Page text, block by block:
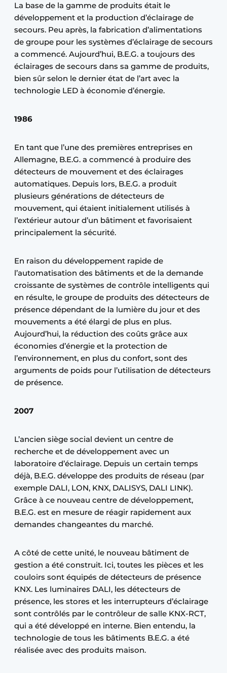
La base de la gamme de produits était le
développement et la production d’éclairage de
secours. Peu après, la fabrication d’alimentations
de groupe pour les systèmes d’éclairage de secours
a commencé. Aujourd’hui, B.E.G. a toujours des
éclairages de secours dans sa gamme de produits,
bien sûr selon le dernier état de l’art avec la
technologie LED à économie d’énergie.
1986
En tant que l’une des premières entreprises en
Allemagne, B.E.G. a commencé à produire des
détecteurs de mouvement et des éclairages
automatiques. Depuis lors, B.E.G. a produit
plusieurs générations de détecteurs de
mouvement, qui étaient initialement utilisés à
l’extérieur autour d’un bâtiment et favorisaient
principalement la sécurité.
En raison du développement rapide de
l’automatisation des bâtiments et de la demande
croissante de systèmes de contrôle intelligents qui
en résulte, le groupe de produits des détecteurs de
présence dépendant de la lumière du jour et des
mouvements a été élargi de plus en plus.
Aujourd’hui, la réduction des coûts grâce aux
économies d’énergie et la protection de
l’environnement, en plus du confort, sont des
arguments de poids pour l’utilisation de détecteurs
de présence.
2007
L’ancien siège social devient un centre de
recherche et de développement avec un
laboratoire d’éclairage. Depuis un certain temps
déjà, B.E.G. développe des produits de réseau (par
exemple DALI, LON, KNX, DALISYS, DALI LINK).
Grâce à ce nouveau centre de développement,
B.E.G. est en mesure de réagir rapidement aux
demandes changeantes du marché.
A côté de cette unité, le nouveau bâtiment de
gestion a été construit. Ici, toutes les pièces et les
couloirs sont équipés de détecteurs de présence
KNX. Les luminaires DALI, les détecteurs de
présence, les stores et les interrupteurs d’éclairage
sont contrôlés par le contrôleur de salle KNX-RCT,
qui a été développé en interne. Bien entendu, la
technologie de tous les bâtiments B.E.G. a été
réalisée avec des produits maison.